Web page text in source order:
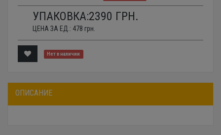
УПАКОВКА:2390 ГРН.
ЦЕНА ЗА ЕД.: 478 грн.
Нет в наличии
ОПИСАНИЕ